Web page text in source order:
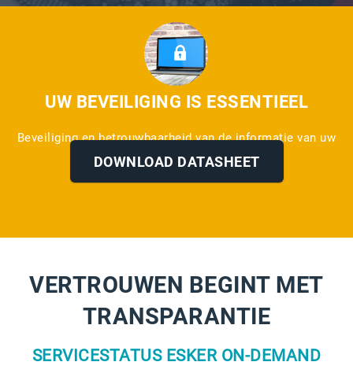
UW BEVEILIGING IS ESSENTIEEL
Beveiliging en betrouwbaarheid van de informatie van uw
onderneming
DOWNLOAD DATASHEET
VERTROUWEN BEGINT MET
TRANSPARANTIE
SERVICESTATUS ESKER ON-DEMAND